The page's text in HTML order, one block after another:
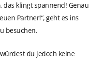
das klingt spannend! Genau
Partner!“, geht es ins
besuchen.
du jedoch keine